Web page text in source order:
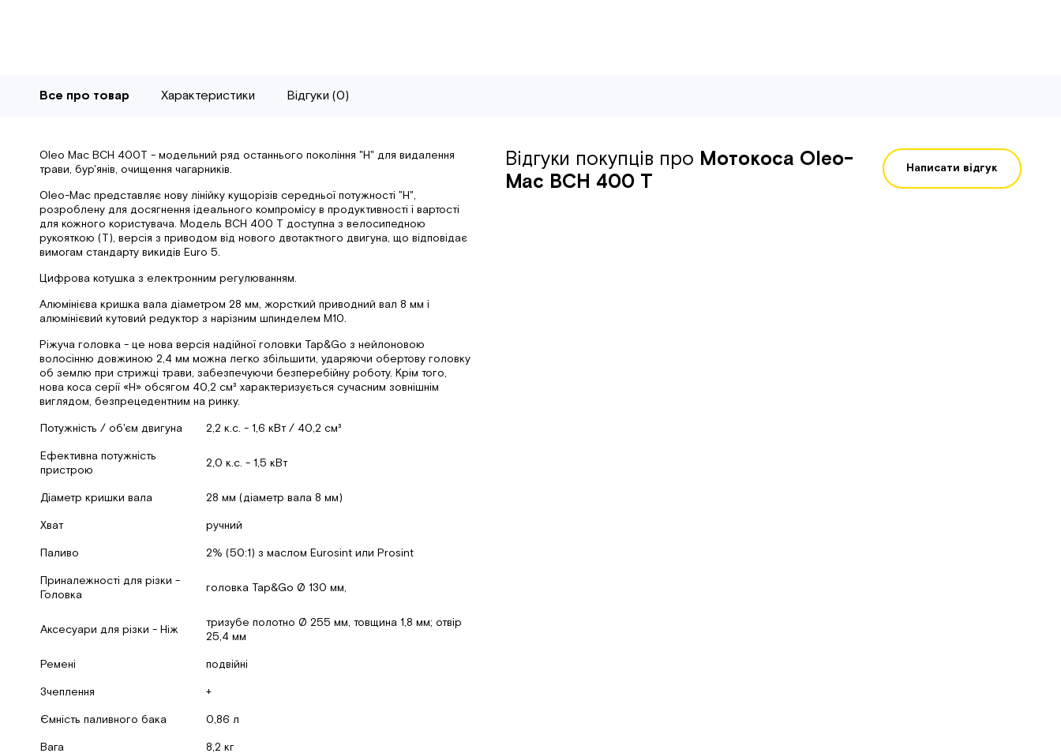
Все про товар Характеристики Відгуки (0)
Oleo Mac BCH 400T - модельний ряд останнього покоління "H" для видалення
трави, бур'янів, очищення чагарників.
Oleo-Mac представляє нову лінійку кущорізів середньої потужності "H",
розроблену для досягнення ідеального компромісу в продуктивності і вартості
для кожного користувача. Модель BCH 400 T доступна з велосипедною
рукояткою (T), версія з приводом від нового двотактного двигуна, що відповідає
вимогам стандарту викидів Euro 5.
Цифрова котушка з електронним регулюванням.
Алюмінієва кришка вала діаметром 28 мм, жорсткий приводний вал 8 мм і
алюмінієвий кутовий редуктор з нарізним шпинделем M10.
Ріжуча головка - це нова версія надійної головки Tap&Go з нейлоновою
волосінню довжиною 2,4 мм можна легко збільшити, ударяючи обертову головку
об землю при стрижці трави, забезпечуючи безперебійну роботу. Крім того,
нова коса серії «H» обсягом 40,2 см³ характеризується сучасним зовнішнім
виглядом, безпрецедентним на ринку.
Потужність / об'єм двигуна
2,2 к.с. - 1,6 кВт / 40,2 см³
Ефективна потужність
пристрою
2,0 к.с. - 1,5 кВт
Діаметр кришки вала
28 мм (діаметр вала 8 мм)
Хват
ручний
Паливо
2% (50:1) з маслом Eurosint или Prosint
Приналежності для різки -
Головка
головка Tap&Go Ø 130 мм,
Аксесуари для різки - Ніж
тризубе полотно Ø 255 мм, товщина 1,8 мм; отвір
25,4 мм
Ремені
подвійні
Зчеплення
+
Ємність паливного бака
0,86 л
Вага
8,2 кг
Відгуки покупців про Мотокоса Oleo-
Mac BCH 400 T
Написати відгук